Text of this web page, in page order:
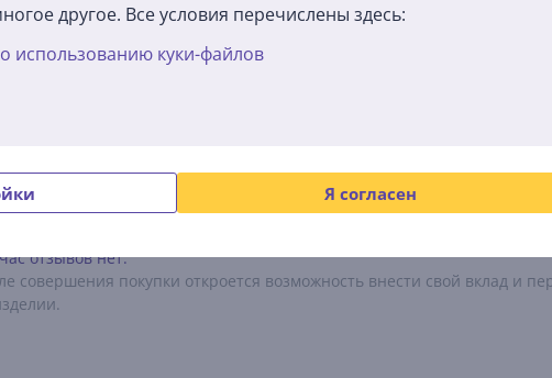
другое. Все условия перечислены здесь:
использованию куки-файлов
Я согласен
фотокамеру или iPhone/iPad/iPod, а к порту USB-C – зарядное
G-DRIVE mobile USB 3.0.
отзывов нет.
совершения покупки откроется возможность внести свой вклад и